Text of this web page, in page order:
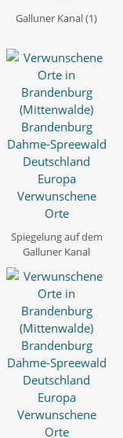
Galluner Kanal (1)
Spiegelung auf dem
Galluner Kanal